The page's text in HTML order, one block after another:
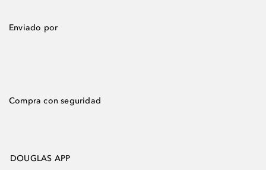
Enviado por
Compra con seguridad
DOUGLAS APP